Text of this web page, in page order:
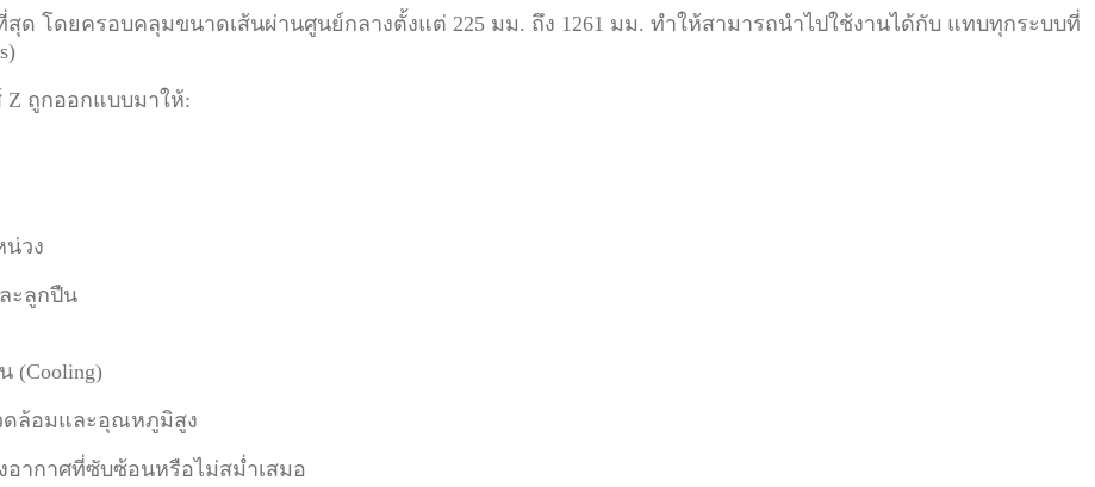
ด โดยครอบคลุมขนาดเส้นผ่านศูนย์กลางตั้งแต่ 225 มม. ถึง 1261 มม. ทำให้สามารถนำไปใช้งานได้กับ แทบทุกระบบที่
Z ถูกออกแบบมาให้:
วง
ะลูกปืน
(Cooling)
ดล้อมและอุณหภูมิสูง
ากาศที่ซับซ้อนหรือไม่สม่ำเสมอ